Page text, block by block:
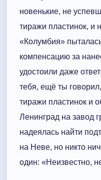
новенькие, не
тиражи пластинок, и
«Колумбия»
компенсацию за
удостоили даже
тебя, ещё ты
тиражи пластинок и
Ленинград на завод
надеялась найти
на Неве, но никто
один: «Неизвестно,